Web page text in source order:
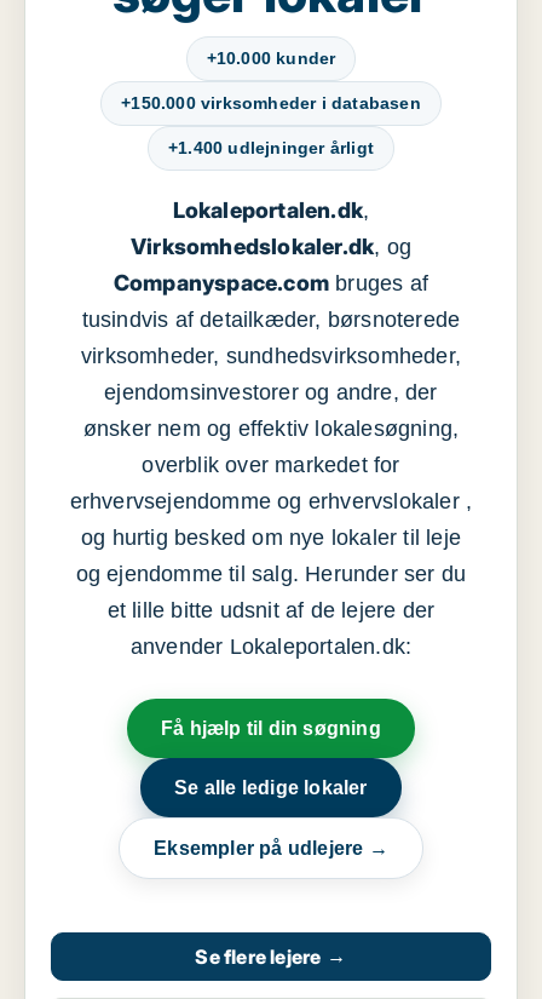
+10.000 kunder
+150.000 virksomheder i databasen
+1.400 udlejninger årligt
Lokaleportalen.dk,
Virksomhedslokaler.dk, og
Companyspace.com bruges af
tusindvis af detailkæder, børsnoterede
virksomheder, sundhedsvirksomheder,
ejendomsinvestorer og andre, der
ønsker nem og effektiv lokalesøgning,
overblik over markedet for
erhvervsejendomme og erhvervslokaler ,
og hurtig besked om nye lokaler til leje
og ejendomme til salg. Herunder ser du
et lille bitte udsnit af de lejere der
anvender Lokaleportalen.dk:
Få hjælp til din søgning
Se alle ledige lokaler
Eksempler på udlejere →
Se flere lejere →